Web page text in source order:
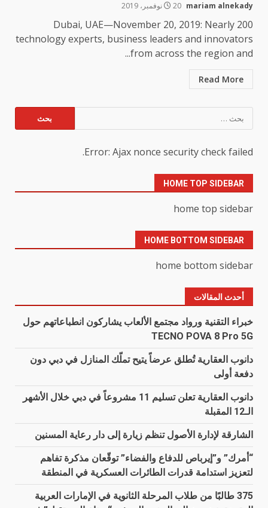
mariam alnekady 20 نوفمبر، 2019
Dubai, UAE—November 20, 2019: Nearly 200
technology experts, business leaders and innovators
from across the region and...
Read More
عن:
Error: Ajax nonce security check failed.
HOME TOP SIDEBAR
home top sidebar
HOME BOTTOM SIDEBAR
home bottom sidebar
أحدث المقالات
خبراء التقنية ورواد مجتمع الألعاب يشاركون انطباعاتهم حول
TECNO POVA 8 Pro 5G
دانوب العقارية تُطلق عرضاً يتيح تملّك المنازل في دبي دون
دفعة أولى
دانوب العقارية تعلن تسليم 11 مشروعاً في دبي خلال الأشهر
الـ12 المقبلة
الشارقة لإدارة الأصول تنظم زيارة إلى دار رعاية المسنين
“أمرك” و”إيرباص للدفاع والفضاء” توقّعان مذكرة تفاهم
لتعزيز استدامة قدرات الطائرات العسكرية في المنطقة
375 طالبًا من طلاب المرحلة الثانوية في الإمارات العربية